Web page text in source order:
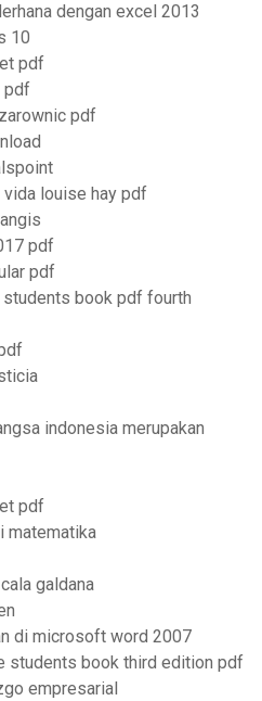
dengan excel 2013
10
pdf
pdf
pdf
louise hay pdf
pdf
pdf
book pdf fourth
indonesia merupakan
pdf
matematika
galdana
di microsoft word 2007
students book third edition pdf
empresarial